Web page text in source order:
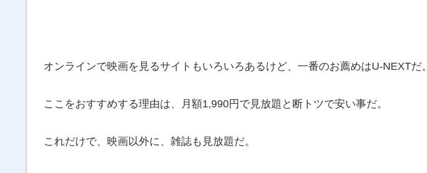
オンラインで映画を見るサイトもいろいろあるけど、一番のお薦めはU-NEXTだ。
ここをおすすめする理由は、月額1,990円で見放題と断トツで安い事だ。
これだけで、映画以外に、雑誌も見放題だ。